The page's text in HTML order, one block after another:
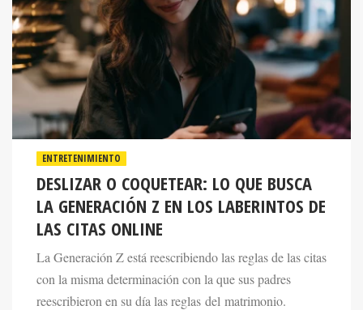
ENTRETENIMIENTO
DESLIZAR O COQUETEAR: LO QUE BUSCA
LA GENERACIÓN Z EN LOS LABERINTOS DE
LAS CITAS ONLINE
La Generación Z está reescribiendo las reglas de las citas
con la misma determinación con la que sus padres
reescribieron en su día las reglas del matrimonio.